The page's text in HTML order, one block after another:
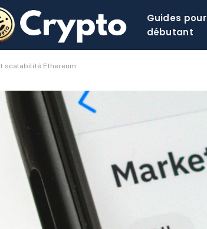
Guides pour
débutant
scalabilité Ethereum